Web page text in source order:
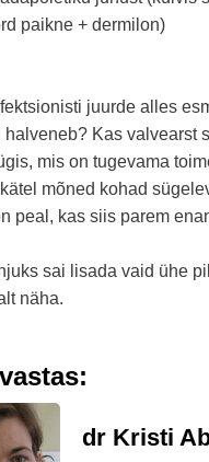
paikne + dermilon)
juurde alles
halveneb? Kas valvearst
mis on tugevama
mõned kohad
peal, kas siis parem
sai lisada vaid ühe
näha.
dr Kristi